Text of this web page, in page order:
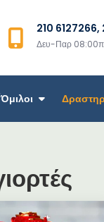
210 6127266,
Δευ-Παρ